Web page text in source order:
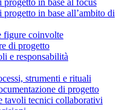
in base al focus
in base all’ambito di
figure coinvolte
di progetto
e responsabilità
strumenti e rituali
di progetto
tavoli tecnici collaborativi